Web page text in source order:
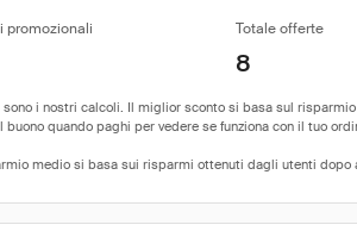
promozionali Totale offerte
8